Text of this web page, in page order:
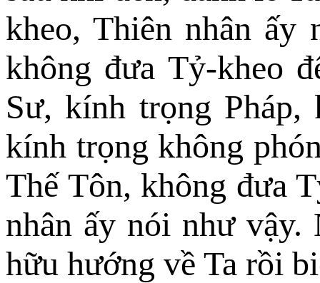
kheo, Thiên nhân ấy
không đưa Tỷ-kheo
Sư, kính trọng Pháp,
kính trọng không
Thế Tôn, không đưa
nhân ấy nói như
hữu hướng về Ta rồi